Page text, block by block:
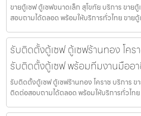
ขายตู้เซฟ ตู้เซฟขนาดเล็ก สุโขทัย บริการ ขา
สอบถามได้ตลอด พร้อมให้บริการทั่วไทย ขายตู้
รับติดตั้งตู้เซฟ ตู้เซฟร้านทอง โคร
รับติดตั้งตู้เซฟ พร้อมทีมงานมืออ
รับติดตั้งตู้เซฟ ตู้เซฟร้านทอง โคราช บริการ
ติดต่อสอบถามได้ตลอด พร้อมให้บริการทั่วไท